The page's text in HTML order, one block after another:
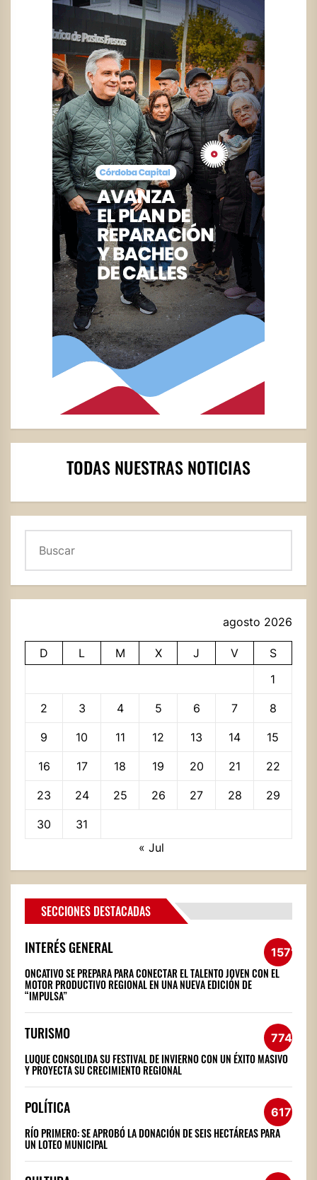
TODAS NUESTRAS NOTICIAS
agosto 2026
D L M X J V
S
1
2 3 4 5 6 7 8
9 10 11 12 13 14 15
16 17 18 19 20 21 22
23 24 25 26 27 28 29
30
31
« Jul
SECCIONES DESTACADAS
INTERÉS GENERAL 1571
ONCATIVO SE PREPARA PARA CONECTAR EL TALENTO JOVEN CON EL
MOTOR PRODUCTIVO REGIONAL EN UNA NUEVA EDICIÓN DE
“IMPULSA”
TURISMO 774
LUQUE CONSOLIDA SU FESTIVAL DE INVIERNO CON UN ÉXITO MASIVO
Y PROYECTA SU CRECIMIENTO REGIONAL
POLÍTICA 617
RÍO PRIMERO: SE APROBÓ LA DONACIÓN DE SEIS HECTÁREAS PARA
UN LOTEO MUNICIPAL